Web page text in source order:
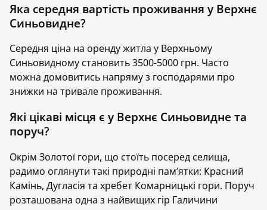
підходить для втечі в гори, розміреного відпочинку
серед природи, походів, риболовлі, збору ягід та
грибів.
У Верхньому Синьовидному над рікою Опір
височіють гори червоного кольору. За легендою то
кров Олекси Довбуша залила скелі. Якщо любите
рибалити, спробуйте зловити справжню річкову
форель в місці злиття річок Опір і Стрий. У теплу
пору року популярні велопрогулянки, збирання
грибів і ягід.
На межі XIX-XX Століть мешканці села займалися
торгівлею їстівними каштанами, які вони
закуповували в Італії, тож ще й досі, трапляється,
Яка середня вартість проживання у Верхнє
Синьовидне?
Середня ціна на оренду житла у Верхньому
Синьовидному становить 3500-5000 грн. Часто
можна домовитись напряму з господарями про
знижки на тривале проживання.
Які цікаві місця є у Верхнє Синьовидне та
поруч?
Окрім Золотої гори, що стоїть посеред селища,
радимо оглянути такі природні пам’ятки: Красний
Камінь, Дугласія та хребет Комарницькі гори. Поруч
розташована одна з найвищих гір Галичини